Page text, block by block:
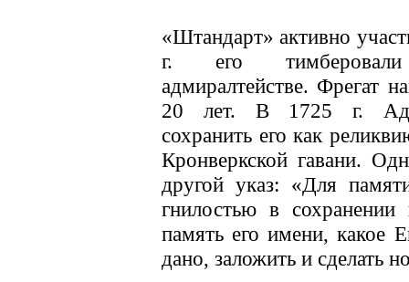
«Штандарт» активно
г. его тимберовали
адмиралтействе. Фрегат
20 лет. В 1725 г.
сохранить его как
Кронверкской гавани.
другой указ: «Для
гнилостью в
память его имени, какое
дано, заложить и сделать